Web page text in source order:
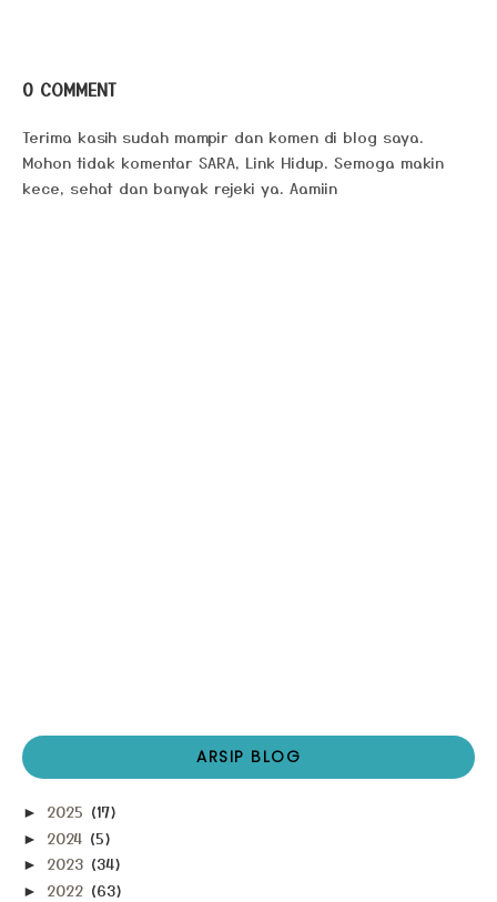
0 COMMENT
Terima kasih sudah mampir dan komen di blog saya.
Mohon tidak komentar SARA, Link Hidup. Semoga makin
kece, sehat dan banyak rejeki ya. Aamiin
ARSIP BLOG
► 2025 (17)
► 2024 (5)
► 2023 (34)
► 2022 (63)